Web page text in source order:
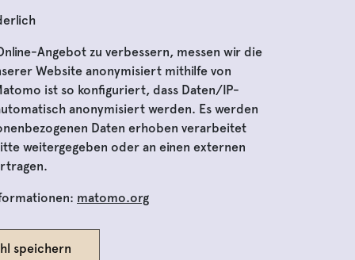
Angebot zu verbessern, messen wir die
Website anonymisiert mithilfe von
ist so konfiguriert, dass Daten/IP-
anonymisiert werden. Es werden
Daten erhoben verarbeitet
weitergegeben oder an einen externen
matomo.org
speichern
www.domquartier.at
DomQuartier © 2024 | All rights reserved